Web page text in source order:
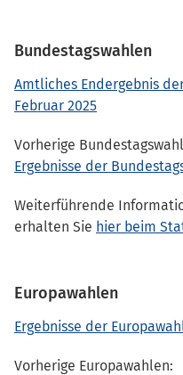
Bundestagswahlen
Amtliches Endergebnis
Februar 2025
Vorherige
Ergebnisse der
Weiterführende
erhalten Sie hier beim
Europawahlen
Ergebnisse der
Vorherige Europawahlen: